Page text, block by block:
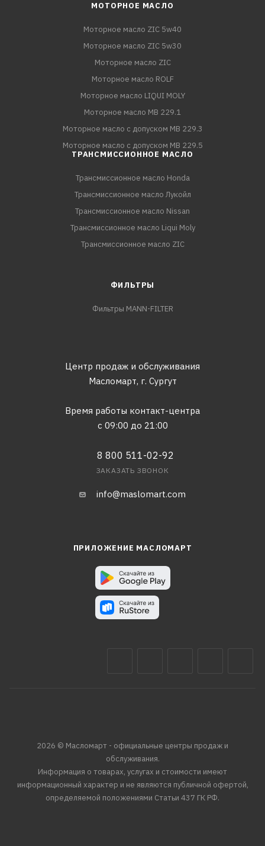
МОТОРНОЕ МАСЛО
Моторное масло ZIC 5w40
Моторное масло ZIC 5w30
Моторное масло ZIC
Моторное масло ROLF
Моторное масло LIQUI MOLY
Моторное масло MB 229.1
Моторное масло с допуском MB 229.3
Моторное масло с допуском MB 229.5
ТРАНСМИССИОННОЕ МАСЛО
Трансмиссионное масло Honda
Трансмиссионное масло Лукойл
Трансмиссионное масло Nissan
Трансмиссионное масло Liqui Moly
Трансмиссионное масло ZIC
ФИЛЬТРЫ
Фильтры MANN-FILTER
Центр продаж и обслуживания
Масломарт, г. Сургут
Время работы контакт-центра
с 09:00 до 21:00
8 800 511-02-92
ЗАКАЗАТЬ ЗВОНОК
info@maslomart.com
ПРИЛОЖЕНИЕ МАСЛОМАРТ
2026 © Масломарт - официальные центры продаж и
обслуживания.
Информация о товарах, услугах и стоимости имеют
информационный характер и не являются публичной офертой,
определяемой положениями Статьи 437 ГК РФ.